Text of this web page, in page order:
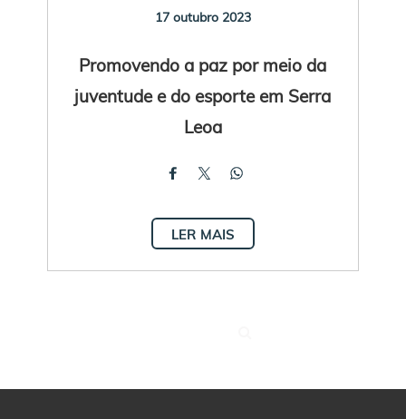
17 outubro 2023
Promovendo a paz por meio da
juventude e do esporte em Serra
Leoa
LER MAIS